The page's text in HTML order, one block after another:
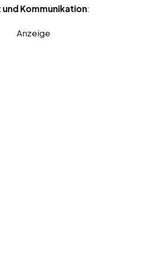
Kommunikation:
Anzeige